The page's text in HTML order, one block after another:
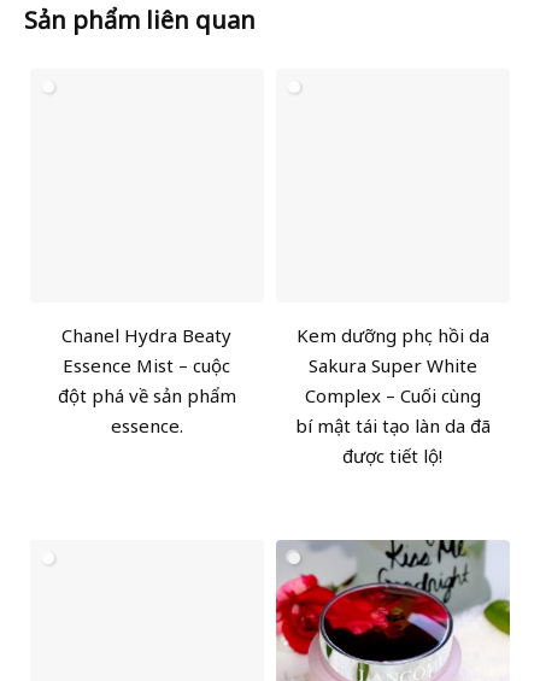
Sản phẩm liên quan
Chanel Hydra Beaty
Essence Mist – cuộc
đột phá về sản phẩm
essence.
Kem dưỡng phục hồi da
Sakura Super White
Complex – Cuối cùng
bí mật tái tạo làn da đã
được tiết lộ!